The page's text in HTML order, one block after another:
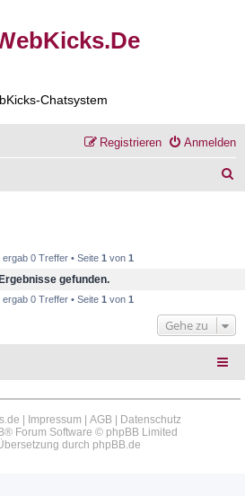
Chatsystem
Anmelden
Registrieren
ergab 0 Treffer • Seite 1 von 1
gefunden.
ergab 0 Treffer • Seite 1 von 1
Gehe zu
| Impressum AGB|
Datenschutz
® Forum Software © phpBB Limited
durch phpBB.de